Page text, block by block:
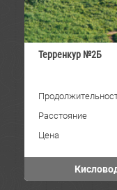
Терренкур №2Б
Расстояние
Цена